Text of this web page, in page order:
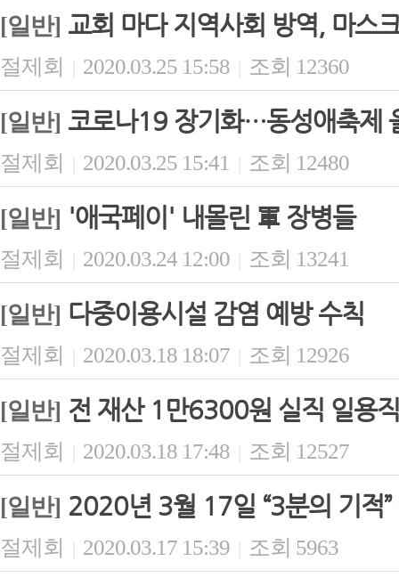
[일반] 교회 마다 지역사회 방역, 마스
절제회 | 2020.03.25 15:58 | 조회 12360
[일반] 코로나19 장기화…동성애축제
절제회 | 2020.03.25 15:41 | 조회 12480
[일반] '애국페이' 내몰린 軍 장병들
절제회 | 2020.03.24 12:00 | 조회 13241
[일반] 다중이용시설 감염 예방 수칙
절제회 | 2020.03.18 18:07 | 조회 12926
[일반] 전 재산 1만6300원 실직 일용직
절제회 | 2020.03.18 17:48 | 조회 12527
[일반] 2020년 3월 17일 “3분의 기적”
절제회 | 2020.03.17 15:39 | 조회 5963